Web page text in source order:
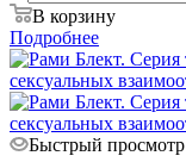
В корзину
Подробнее
Быстрый просмотр